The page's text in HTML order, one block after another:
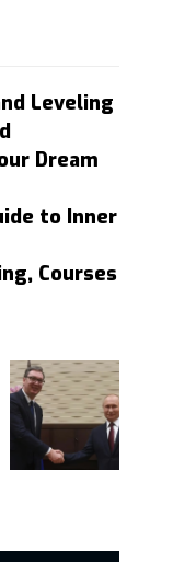
Leveling
Dream
to Inner
Courses